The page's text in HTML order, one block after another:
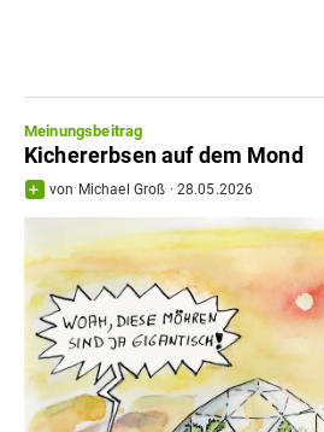
Meinungsbeitrag
Kichererbsen auf dem Mond
von Michael Groß · 28.05.2026